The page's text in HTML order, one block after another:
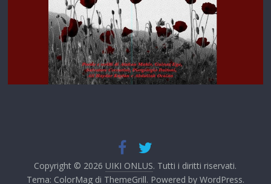
Copyright © 2026 UIKI ONLUS. Tutti i diritti riservati.
Tema: ColorMagdi ThemeGrill. Powered by WordPress.